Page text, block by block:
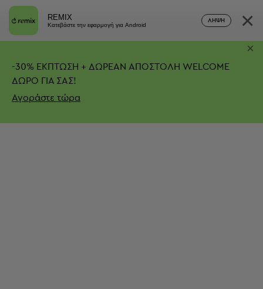
REMIX
Κατεβάστε την εφαρμογή για Android
ΛΉΨΗ ×
-30% ΕΚΠΤΩΣΗ + ΔΩΡΕΑΝ ΑΠΟΣΤΟΛΗ WELCOME
ΔΩΡΟ ΓΙΑ ΣΑΣ!
Αγοράστε τώρα
×